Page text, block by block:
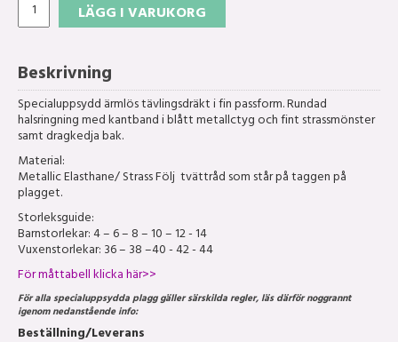
LÄGG I VARUKORG
Beskrivning
Specialuppsydd ärmlös tävlingsdräkt i fin passform. Rundad
halsringning med kantband i blått metallctyg och fint strassmönster
samt dragkedja bak.
Material:
Metallic Elasthane/ Strass Följ tvättråd som står på taggen på
plagget.
Storleksguide:
Barnstorlekar: 4 – 6 – 8 – 10 – 12 - 14
Vuxenstorlekar: 36 – 38 –40 - 42 - 44
För måttabell klicka här>>
För alla specialuppsydda plagg gäller särskilda regler, läs därför noggrannt
igenom nedanstående info:
Beställning/Leverans